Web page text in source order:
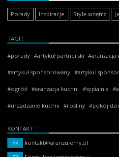
Porady Inspiracje Style wnętrz
TAGI
porady artykuł partnerski aranżacja
artykuł sponsorowany artykul
ogród aranżacja kuchni sypialnia
urządzanie kuchni rośliny pokój
KONTAKT
kontakt@aranzujemy.pl